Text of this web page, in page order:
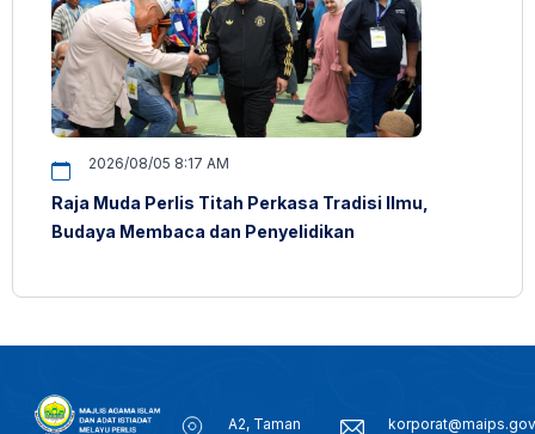
2026/08/05 8:17 AM
Raja Muda Perlis Titah Perkasa Tradisi Ilmu,
Budaya Membaca dan Penyelidikan
A2, Taman